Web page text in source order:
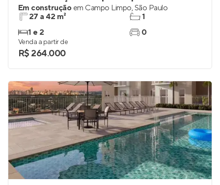
Em construção em Campo Limpo,São Paulo
27 a 42 m²
1 e 2
1
0
Venda a partir de
R$ 264.000